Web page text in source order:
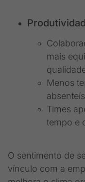
mais
Menos
Times
tempo e
O sentimento de
vínculo com a